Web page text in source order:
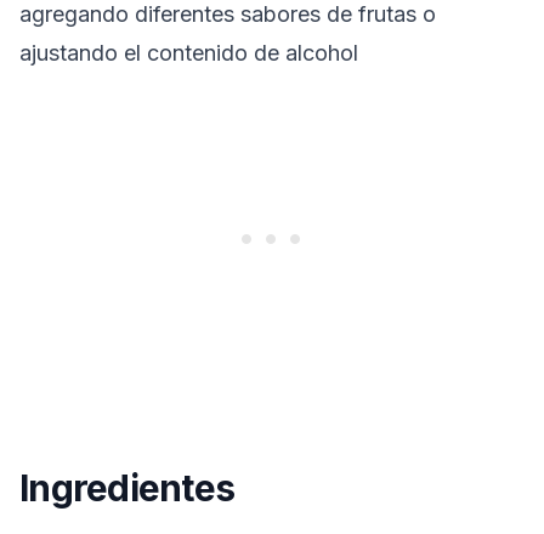
agregando diferentes sabores de frutas o
ajustando el contenido de alcohol
Ingredientes